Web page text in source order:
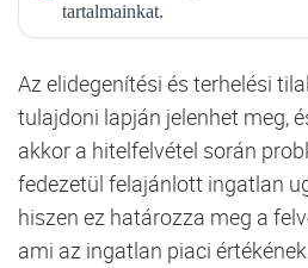
tartalmainkat.
Az elidegenítési és terhelési
tulajdoni lapján jelenhet meg,
akkor a hitelfelvétel során
fedezetül felajánlott ingatlan
hiszen ez határozza meg a
ami az ingatlan piaci